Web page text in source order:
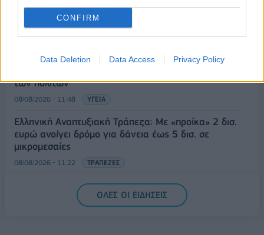
CONFIRM
Data Deletion Data Access Privacy Policy
Διευρύνεται η πρωτοβουλία για τις τιμές στο ράφι
με 916 προϊόντα
08/08/2026 - 12:12 ΛΙΑΝΕΜΠΟΡΙΟ
Health Monitoring: Η εθνική υποδομή για την
των πολιτών
08/08/2026 - 11:48 ΥΓΕΙΑ
Ελληνική Αναπτυξιακή Τράπεζα: Με «προίκα» 2 δισ.
ευρώ ανοίγει δρόμο για δάνεια έως 5 δισ. σε
μικρομεσαίες
08/08/2026 - 11:22 ΤΡΑΠΕΖΕΣ
5G παντού, 6G στον ορίζοντα: Πού βρίσκεται η
Ελλάδα στη μεγάλη τεχνολογική μετάβαση
ΟΛΕΣ ΟΙ ΕΙΔΗΣΕΙΣ